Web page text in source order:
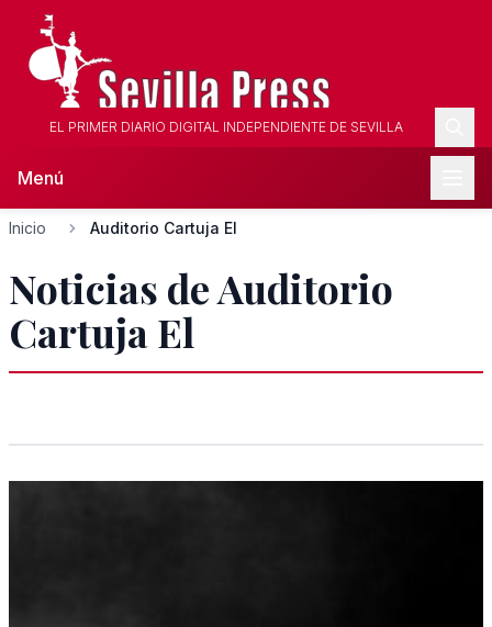
EL PRIMER DIARIO DIGITAL INDEPENDIENTE DE SEVILLA
Menú
Inicio Auditorio Cartuja El
Noticias de Auditorio
Cartuja El